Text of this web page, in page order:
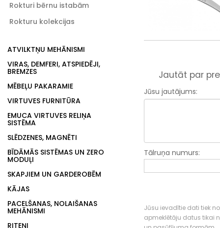
Rokturi bērnu istabām
Rokturu kolekcijas
ATVILKTŅU MEHĀNISMI
VIRAS, DEMFERI, ATSPIEDĒJI,
BREMZES
MĒBEĻU PAKARAMIE
VIRTUVES FURNITŪRA
EMUCA VIRTUVES RELIŅA
SISTĒMA
SLĒDZENES, MAGNĒTI
BĪDĀMĀS SISTĒMAS UN ZERO
MODUĻI
SKAPJIEM UN GARDEROBĒM
KĀJAS
PACELŠANAS, NOLAIŠANAS
MEHĀNISMI
RITEŅI
Jautāt par
Jūsu jautājums:
Tālruņa numurs:
Jūsu ievadītie dati tiek
apmeklētāju datus tikai